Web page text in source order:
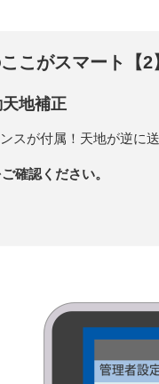
こがスマート【2
地補正
スが付属！天地が逆に
確認ください。